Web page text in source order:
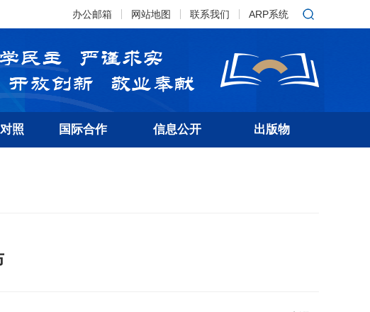
办公邮箱 网站地图 联系我们 ARP系统
照 国际合作 信息公开 出版物